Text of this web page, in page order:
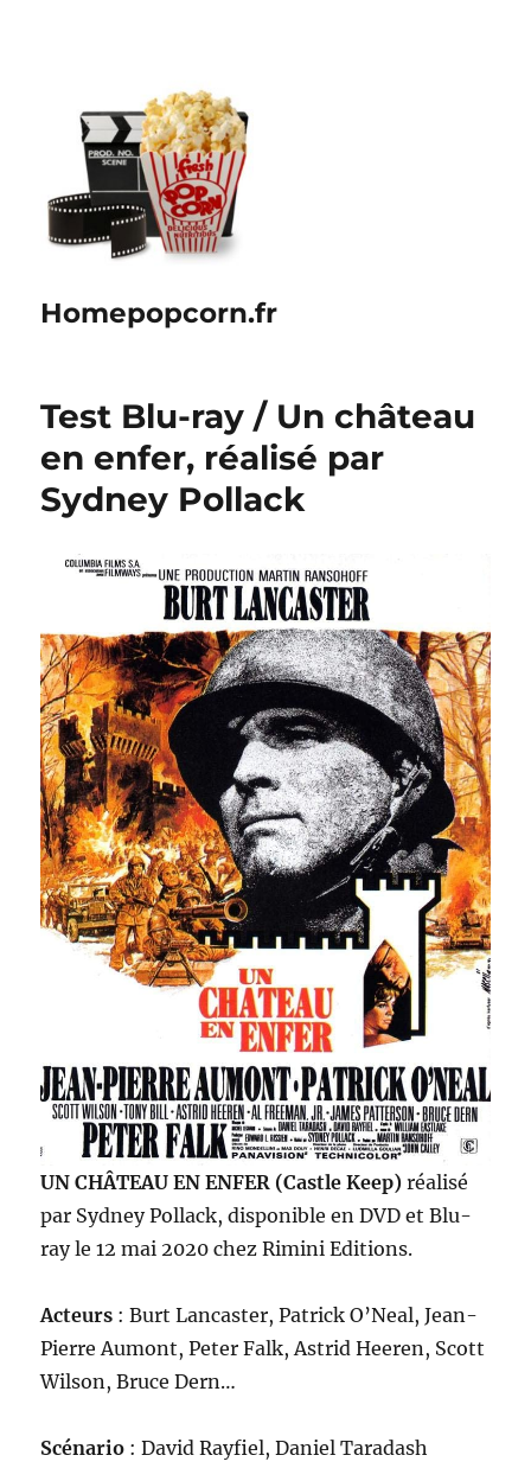
Homepopcorn.fr
Test Blu-ray / Un château
en enfer, réalisé par
Sydney Pollack
UN CHÂTEAU EN ENFER (Castle Keep) réalisé
par Sydney Pollack, disponible en DVD et Blu-
ray le 12 mai 2020 chez Rimini Editions.
Acteurs : Burt Lancaster, Patrick O’Neal, Jean-
Pierre Aumont, Peter Falk, Astrid Heeren, Scott
Wilson, Bruce Dern…
Scénario : David Rayfiel, Daniel Taradash